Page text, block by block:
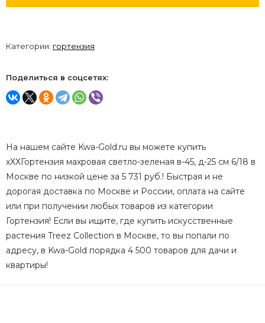
Категории: гортензия
Поделиться в соцсетях:
На нашем сайте Kwa-Gold.ru вы можете купить
хХХГортензия махровая светло-зеленая в-45, д-25 см 6/18 в
Москве по низкой цене за 5 731 руб.! Быстрая и не
дорогая доставка по Москве и России, оплата на сайте
или при получении любых товаров из категории
Гортензия! Если вы ищите, где купить искусственные
растения Treez Collection в Москве, то вы попали по
адресу, в Kwa-Gold порядка 4 500 товаров для дачи и
квартиры!